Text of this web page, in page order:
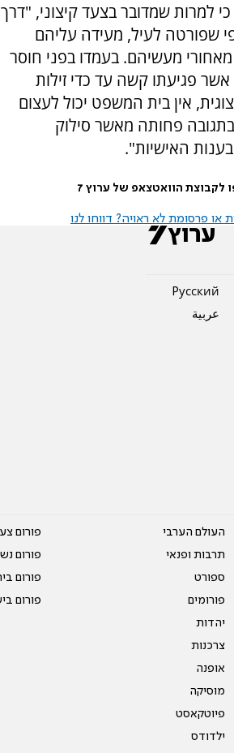
למרות שמדובר בצעד קיצוני, "דרך
שפורטה לעיל, מעידה עליהם
מאחורי מעשיהם. בעמדו בפני חוסר
אשר פגיעתו קשה עד כדי זילות
אין בית המשפט יכול לעצום
פחותה מאשר סילוק
האישיות".
לקבוצת הוואטצאפ של ערוץ 7
פרסומת לא ראויה? דווחו לנו
Pусский
عربية
העולם הערבי
תרבות ופנאי
ספורט
פורומים
יהדות
צרכנות
אופנה
מוסיקה
פיוטקאסט
ילדודס
פורום
פורום
פורום
פורום